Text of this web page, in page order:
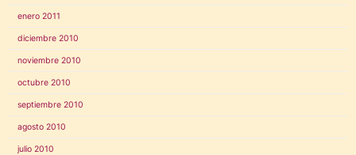
enero 2011
diciembre 2010
noviembre 2010
octubre 2010
septiembre 2010
agosto 2010
julio 2010